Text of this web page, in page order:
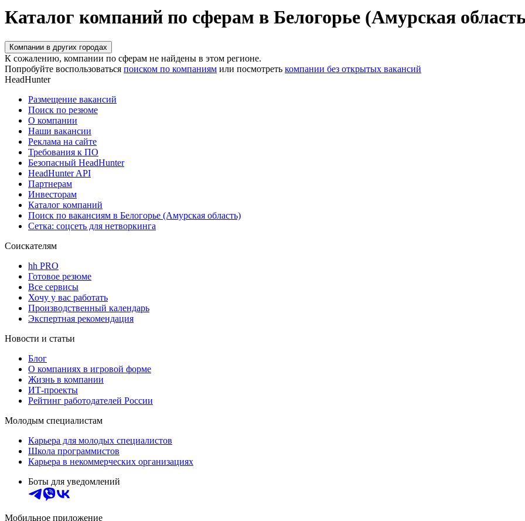
Каталог компаний по сферам в Белогорье (Амурская
Компании в других городах
К сожалению, компании по сферам не найдены в этом регионе.
Попробуйте воспользоваться поиском по компаниям или посмотреть компании без открытых вакансий
HeadHunter
Размещение вакансий
Поиск по резюме
О компании
Наши вакансии
Реклама на сайте
Требования к ПО
Безопасный HeadHunter
HeadHunter API
Партнерам
Инвесторам
Каталог компаний
Поиск по вакансиям в Белогорье (Амурская область)
Сетка: соцсеть для нетворкинга
Соискателям
hh PRO
Готовое резюме
Все сервисы
Хочу у вас работать
Производственный календарь
Экспертная рекомендация
Новости и статьи
Блог
О компаниях в игровой форме
Жизнь в компании
ИТ-проекты
Рейтинг работодателей России
Молодым специалистам
Карьера для молодых специалистов
Школа программистов
Карьера в некоммерческих организациях
Боты для уведомлений
Мобильное приложение